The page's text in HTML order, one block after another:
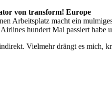
von transform! Europe
Arbeitsplatz macht ein
hundert Mal passiert habe
Vielmehr drängt es mich,